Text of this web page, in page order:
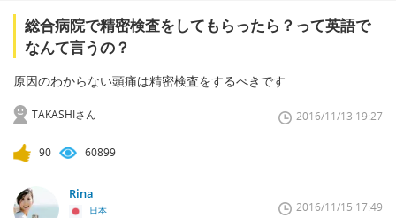
総合病院で精密検査をしてもらったら？って英語で
なんて言うの？
原因のわからない頭痛は精密検査をするべきです
TAKASHIさん 2016/11/13 19:27
90 60899
Rina
日本 2016/11/15 17:49